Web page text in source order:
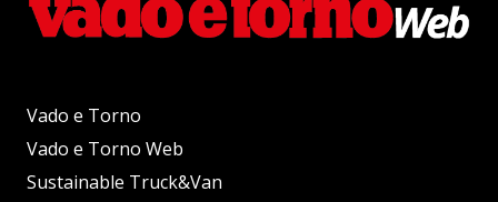
Vado e Torno
Vado e Torno Web
Sustainable Truck&Van